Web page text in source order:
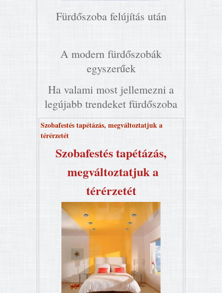
Fürdőszoba felújítás után
A modern fürdőszobák
egyszerűek
Ha valami most jellemezni a
legújabb trendeket fürdőszoba
Szobafestés tapétázás, megváltoztatjuk a
térérzetét
Szobafestés tapétázás,
megváltoztatjuk a
térérzetét